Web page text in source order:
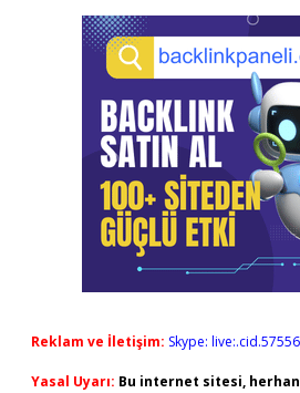
Reklam ve İletişim: Skype:
Yasal Uyarı: Bu internet sitesi,